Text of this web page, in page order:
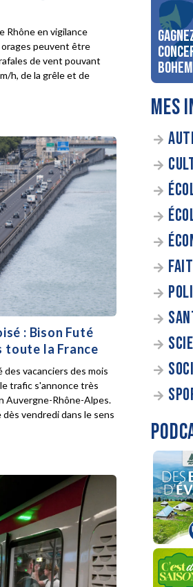
Rhône en vigilance
peuvent être
de vent pouvant
h, de la grêle et de
: Bison Futé
toute la France
vacanciers des mois
trafic s'annonce très
Auvergne-Rhône-Alpes.
vendredi dans le sens
MES